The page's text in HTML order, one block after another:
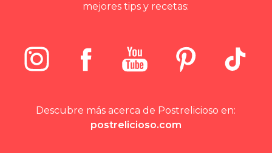
mejores tips y recetas:
Descubre más acerca de Postrelicioso en:
postrelicioso.com